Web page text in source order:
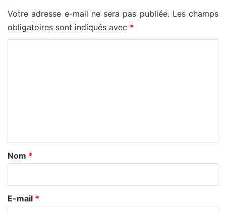
Votre adresse e-mail ne sera pas publiée. Les champs
obligatoires sont indiqués avec *
a
r
e
Nom *
E-mail *